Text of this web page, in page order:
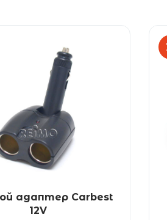
адаптер Carbest
12V